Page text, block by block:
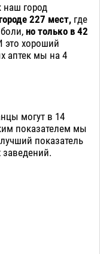
наш город
227 мест, где
но только в 42
это хороший
аптек мы на 4
могут в 14
показателем мы
показатель